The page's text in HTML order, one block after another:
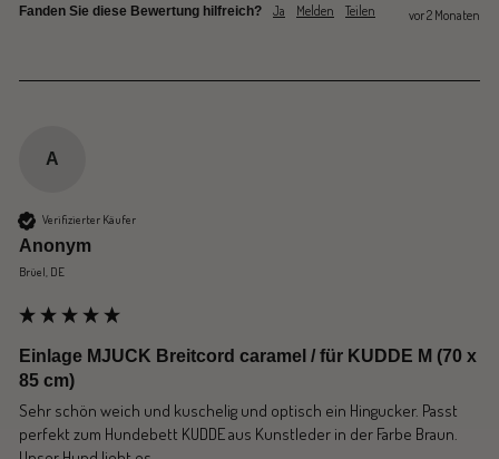
Fanden Sie diese Bewertung hilfreich? Ja Melden Teilen vor 2 Monaten
A
Verifizierter Käufer
Anonym
Brüel, DE
Einlage MJUCK Breitcord caramel / für KUDDE M (70 x
85 cm)
Sehr schön weich und kuschelig und optisch ein Hingucker. Passt
perfekt zum Hundebett KUDDE aus Kunstleder in der Farbe Braun.